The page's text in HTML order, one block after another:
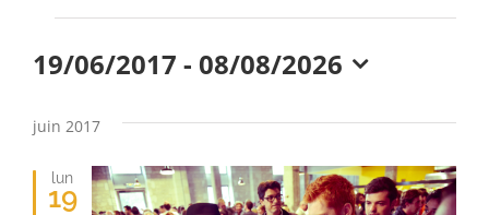
Évènements
19/06/2017 - 08/08/2026
une
date.
juin 2017
lun
19